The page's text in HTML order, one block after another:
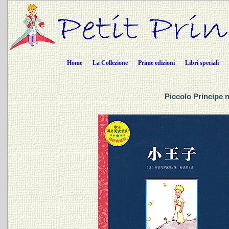
Home La Collezione Prime edizioni Libri speciali
Piccolo Principe